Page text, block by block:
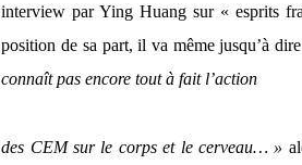
interview par Ying Huang sur « esprits
position de sa part, il va même jusqu’à dire
connaît pas encore tout à fait l’action
des CEM sur le corps et le cerveau… »